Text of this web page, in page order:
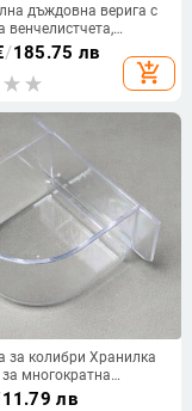
дъждовна верига с
венчелистчета,
и чаши
за декорация на
покрива, метална
за водосточна тръба
/185.75 лв
add_shopping_cart
за колибри Хранилка
многократна
аксесоар за
11.79 лв